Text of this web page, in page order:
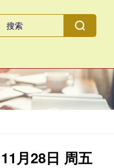
月28日 周五